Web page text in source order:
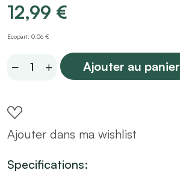
12,99 €
Ecopart: 0,06 €
Coussin
quantity
Ajouter au panier
Ajouter dans ma wishlist
Specifications: